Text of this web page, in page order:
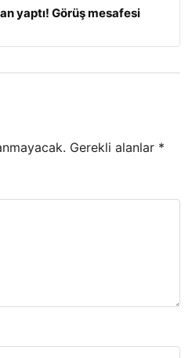
yaptı! Görüş mesafesi
Gerekli alanlar *